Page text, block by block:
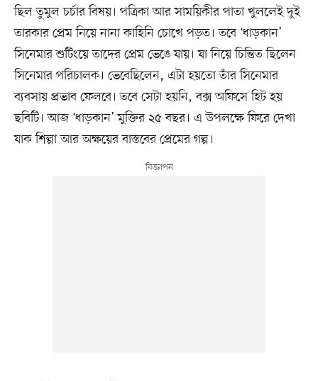
ছিল তুমুল চর্চার বিষয়। পত্রিকা আর সাময়িকীর পাতা খুললেই দুই
তারকার প্রেম নিয়ে নানা কাহিনি চোখে পড়ত। তবে ‘ধাড়কান’
সিনেমার শুটিংয়ে তাদের প্রেম ভেঙে যায়। যা নিয়ে চিন্তিত ছিলেন
সিনেমার পরিচালক। ভেবেছিলেন, এটা হয়তো তাঁর সিনেমার
ব্যবসায় প্রভাব ফেলবে। তবে সেটা হয়নি, বক্স অফিসে হিট হয়
ছবিটি। আজ ‘ধাড়কান’ মুক্তির ২৫ বছর। এ উপলক্ষে ফিরে দেখা
যাক শিল্পা আর অক্ষয়ের বাস্তবের প্রেমের গল্প।